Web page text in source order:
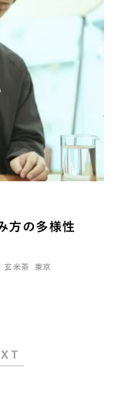
方の多様性
玄米茶 東京